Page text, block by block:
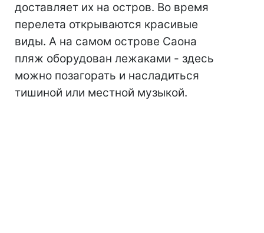
доставляет их на остров. Во время
перелета открываются красивые
виды. А на самом острове Саона
пляж оборудован лежаками - здесь
можно позагорать и насладиться
тишиной или местной музыкой.